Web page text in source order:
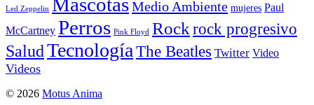
Led Zeppelin Medio Ambiente mujeres Paul
McCartney Perros Pink Floyd Rock rock progresivo
SaludTecnología The Beatles Twitter Video
Videos
© 2026 Motus Anima